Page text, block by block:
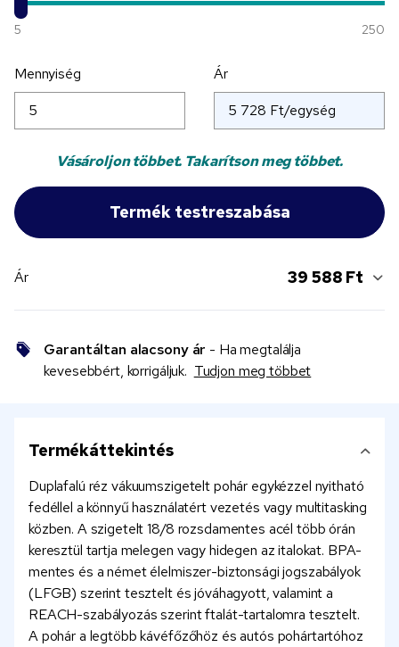
5 250
Mennyiség Ár
Vásároljon többet. Takarítson meg többet.
Ár 39 588 Ft
Garantáltan alacsony ár - Ha megtalálja
kevesebbért, korrigáljuk. Tudjon meg többet
Termékáttekintés
Duplafalú réz vákuumszigetelt pohár egykézzel nyitható
fedéllel a könnyű használatért vezetés vagy multitasking
közben. A szigetelt 18/8 rozsdamentes acél több órán
keresztül tartja melegen vagy hidegen az italokat. BPA-
mentes és a német élelmiszer-biztonsági jogszabályok
(LFGB) szerint tesztelt és jóváhagyott, valamint a
REACH-szabályozás szerint ftalát-tartalomra tesztelt.
A pohár a legtöbb kávéfőzőhöz és autós pohártartóhoz